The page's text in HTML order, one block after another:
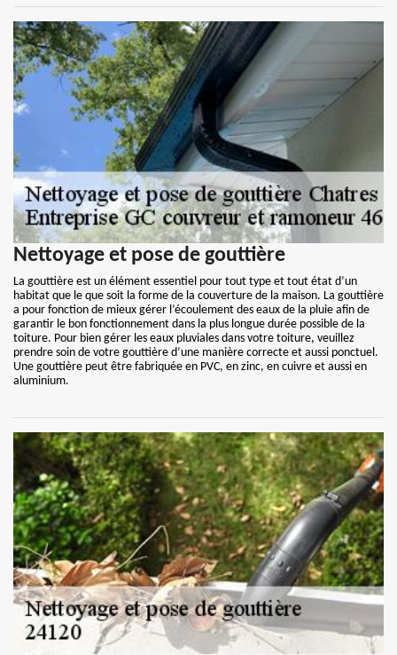
Nettoyage et pose de gouttière
La gouttière est un élément essentiel pour tout type et tout état d’un
habitat que le que soit la forme de la couverture de la maison. La gouttière
a pour fonction de mieux gérer l’écoulement des eaux de la pluie afin de
garantir le bon fonctionnement dans la plus longue durée possible de la
toiture. Pour bien gérer les eaux pluviales dans votre toiture, veuillez
prendre soin de votre gouttière d’une manière correcte et aussi ponctuel.
Une gouttière peut être fabriquée en PVC, en zinc, en cuivre et aussi en
aluminium.